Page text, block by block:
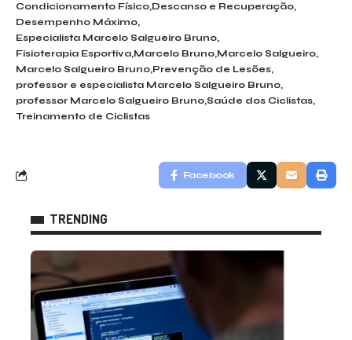
Condicionamento Físico Descanso e Recuperação
Desempenho Máximo
Especialista Marcelo Salgueiro Bruno
Fisioterapia Esportiva Marcelo Bruno Marcelo Salgueiro
Marcelo Salgueiro Bruno Prevenção de Lesões
professor e especialista Marcelo Salgueiro Bruno
professor Marcelo Salgueiro Bruno Saúde dos Ciclistas
Treinamento de Ciclistas
Facebook
TRENDING